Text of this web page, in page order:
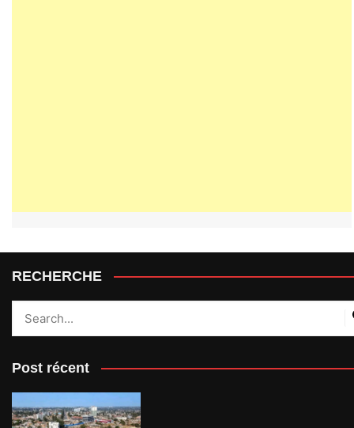
RECHERCHE
Post récent